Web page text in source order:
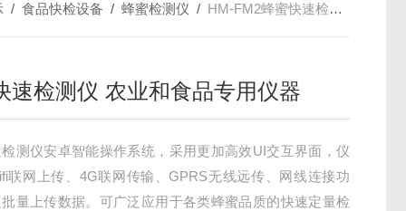
/食品快检设备 /蜂蜜检测仪 / HM-FM2蜂蜜快速检测仪 农业和食品专用仪器
速检测仪 农业和食品专用仪器
测仪安卓智能操作系统，采用更加高效UI交互界面，仪
联网上传、4G联网传输、GPRS无线远传、网线连接功
量上传数据。可广泛应用于各类蜂蜜品质的快速定量检